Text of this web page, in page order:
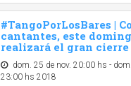
#TangoPorLosBares |
cantantes, este
realizará el gran cierre
dom. 25 de nov. 20:00 hs -
23:00 hs 2018